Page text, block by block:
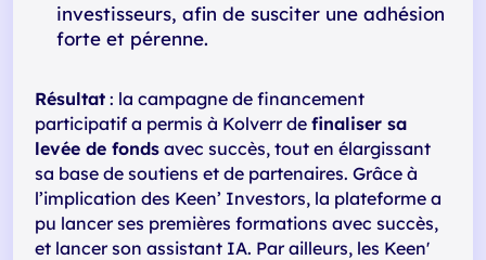
investisseurs, afin de susciter une adhésion
forte et pérenne.
Résultat : la campagne de financement
participatif a permis à Kolverr de finaliser sa
levée de fonds avec succès, tout en élargissant
sa base de soutiens et de partenaires. Grâce à
l’implication des Keen’ Investors, la plateforme a
pu lancer ses premières formations avec succès,
et lancer son assistant IA. Par ailleurs, les Keen'